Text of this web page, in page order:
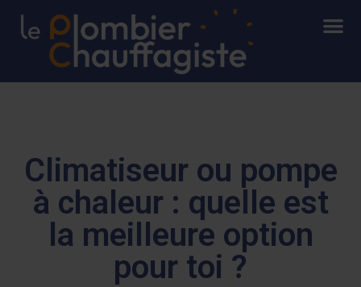
Climatiseur ou pompe
à chaleur : quelle est
la meilleure option
pour toi ?